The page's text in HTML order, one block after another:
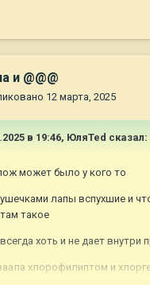
и @@@
12 марта, 2025
в 19:46, ЮляTed сказал:
может было у кого то
лапы вспухшие и
такое
хоть и не дает внутри
хлорофилиптом и